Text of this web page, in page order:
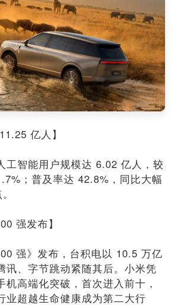
亿人】
工智能用户规模达 6.02 亿人，较
；普及率达 42.8%，同比大幅
强发布】
强》发布，台积电以 10.5 万亿
讯、字节跳动紧随其后。小米凭
高端化突破，首次进入前十，
业超越生命健康成为第二大行